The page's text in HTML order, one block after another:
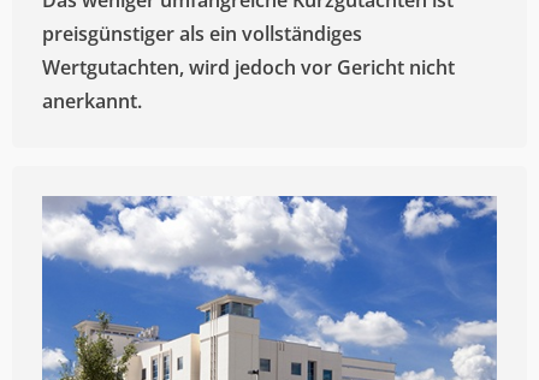
preisgünstiger als ein vollständiges
Wertgutachten, wird jedoch vor Gericht nicht
anerkannt.